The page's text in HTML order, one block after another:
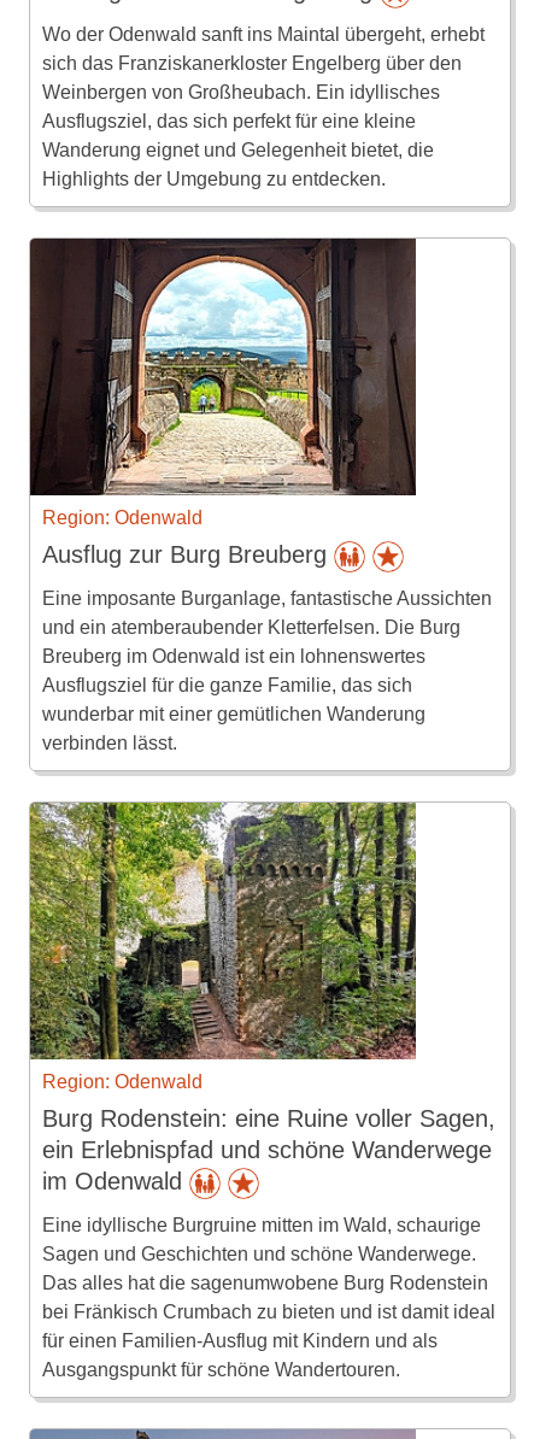
Wo der Odenwald sanft ins Maintal übergeht, erhebt
sich das Franziskanerkloster Engelberg über den
Weinbergen von Großheubach. Ein idyllisches
Ausflugsziel, das sich perfekt für eine kleine
Wanderung eignet und Gelegenheit bietet, die
Highlights der Umgebung zu entdecken.
Region: Odenwald
Ausflug zur Burg Breuberg
Eine imposante Burganlage, fantastische Aussichten
und ein atemberaubender Kletterfelsen. Die Burg
Breuberg im Odenwald ist ein lohnenswertes
Ausflugsziel für die ganze Familie, das sich
wunderbar mit einer gemütlichen Wanderung
verbinden lässt.
Region: Odenwald
Burg Rodenstein: eine Ruine voller Sagen,
ein Erlebnispfad und schöne Wanderwege
im Odenwald
Eine idyllische Burgruine mitten im Wald, schaurige
Sagen und Geschichten und schöne Wanderwege.
Das alles hat die sagenumwobene Burg Rodenstein
bei Fränkisch Crumbach zu bieten und ist damit ideal
für einen Familien-Ausflug mit Kindern und als
Ausgangspunkt für schöne Wandertouren.